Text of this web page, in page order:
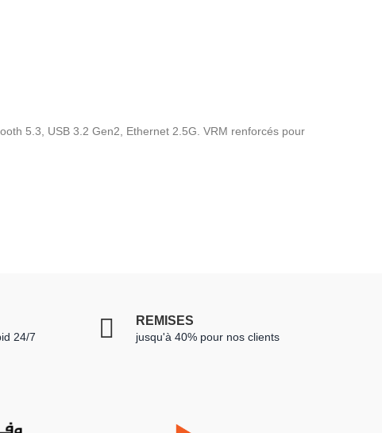
5.3, USB 3.2 Gen2, Ethernet 2.5G. VRM renforcés pour
24/7
REMISES
jusqu'à 40% pour nos clients